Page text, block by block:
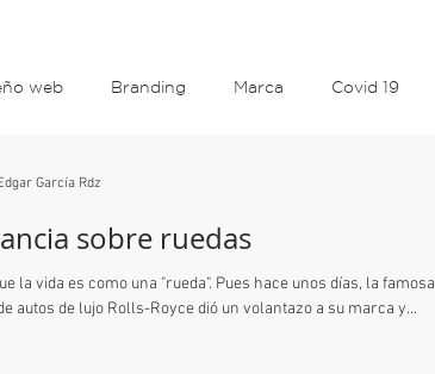
web Branding Marca Covid 19
Auto intel
Smuckers Google Verde
sobre ruedas
la vida es como una "rueda". Pues hace unos días, la famosa
marca de autos de lujo Rolls-Royce dió un volantazo a su marca y...
García Rdz